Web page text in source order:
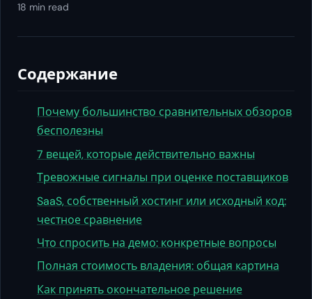
18 min read
Содержание
Почему большинство сравнительных обзоров
бесполезны
7 вещей, которые действительно важны
Тревожные сигналы при оценке поставщиков
SaaS, собственный хостинг или исходный код:
честное сравнение
Что спросить на демо: конкретные вопросы
Полная стоимость владения: общая картина
Как принять окончательное решение